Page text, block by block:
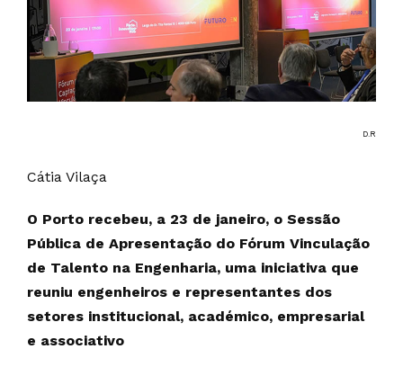
D.R
Cátia Vilaça
O Porto recebeu, a 23 de janeiro, o Sessão
Pública de Apresentação do Fórum Vinculação
de Talento na Engenharia, uma iniciativa que
reuniu engenheiros e representantes dos
setores institucional, académico, empresarial
e associativo